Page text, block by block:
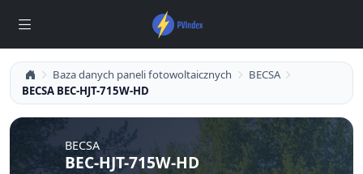
Baza danych paneli fotowoltaicznych
BECSA
BECSA BEC-HJT-715W-HD
BECSA
BEC-HJT-715W-HD